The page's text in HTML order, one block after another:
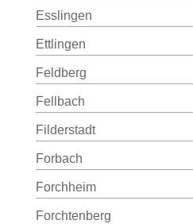
Esslingen
Ettlingen
Feldberg
Fellbach
Filderstadt
Forbach
Forchheim
Forchtenberg